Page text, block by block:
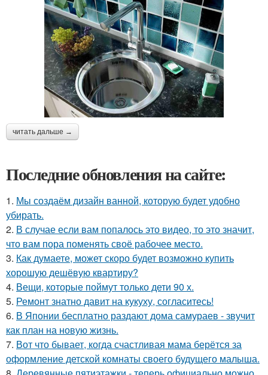
читать дальше →
Последние обновления на сайте:
1. Мы создаём дизайн ванной, которую будет удобно
убирать.
2. В случае если вам попалось это видео, то это значит,
что вам пора поменять своё рабочее место.
3. Как думаете, может скоро будет возможно купить
хорошую дешёвую квартиру?
4. Вещи, которые поймут только дети 90 х.
5. Ремонт знатно давит на кукуху, согласитесь!
6. В Японии бесплатно раздают дома самураев - звучит
как план на новую жизнь.
7. Вот что бывает, когда счастливая мама берётся за
оформление детской комнаты своего будущего малыша.